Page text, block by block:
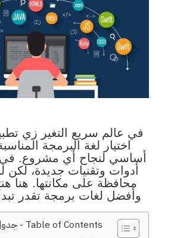
في عالم سريع التغير زي
اختيار لغة البرمجة
أدوات وتقنيات جديدة،
محافظة على مكانتها. هنا
وأفضل لغات برمجة تقدر
Table of Contents - جدول المحتوى